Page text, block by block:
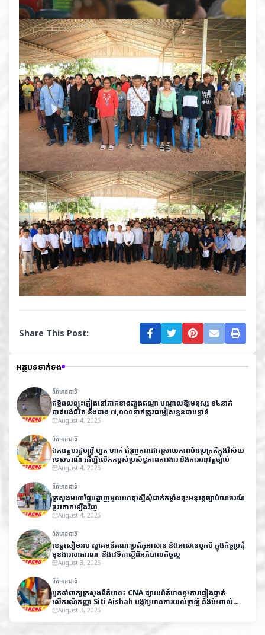
Share This Post:
អត្ថបទទាក់ទង
ព័ត៌មានជាតិ
ឥទ្ធិពលព្យុះភ្លៀងនៅភាគខាងត្បូងឥណ្ឌា បណ្តាលឱ្យមនុស្ស ១៤នាក់
បាត់បង់ជីវិត និងជាង ៧,០០០នាក់ត្រូវជម្លៀសខ្លួនជាបន្ទាន់
August 4, 2026
ព័ត៌មានជាតិ
ឯកឧត្តមរដ្ឋមន្ត្រី ហួត ហាក់ ជំរុញការដោះស្រាយភាពមិនប្រក្រតីក្នុងវិស័យ
ទេសចរណ៍ ដើម្បីលើកកម្ពស់ប្រសិទ្ធភាពការងារ និងការអនុវត្តច្បាប់
August 4, 2026
ព័ត៌មានជាតិ
ក្រសួងមហាផ្ទៃបង្ហាញមូលហេតុស្នើសុំដាក់កម្លាំងចុះអនុវត្តច្បាប់ចរាចរណ៍
ផ្លូវគោកឡើងវិញ
August 4, 2026
ព័ត៌មានជាតិ
ខេត្តសៀមរាប ស្វាគមន៍គណៈប្រតិភូអាស៊ាន និងអាស៊ានបូកបី ក្នុងកិច្ចប្រជុំ
មុខងារសាធារណៈ និងវេទិកាស្តីពីអភិបាលកិច្ចល្អ
August 3, 2026
ព័ត៌មានជាតិ
អ្នកនាំពាក្យក្រសួងព័ត៌មាន៖ CNA ផ្សាយព័ត៌មានខ្វះការផ្ទៀងផ្ទាត់
លើករណីកញ្ញា Siti Aishah បង្កឱ្យមានការយល់ច្រឡំ និងប៉ះពាល់
កិត្តិយសកម្ពុជា
August 3, 2026